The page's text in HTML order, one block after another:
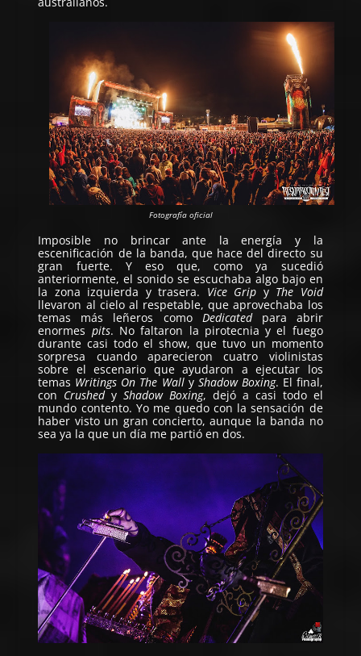
Fotografía oficial
Imposible no brincar ante la energía y la
escenificación de la banda, que hace del directo su
gran fuerte. Y eso que, como ya sucedió
anteriormente, el sonido se escuchaba algo bajo en
la zona izquierda y trasera. Vice Grip y The Void
llevaron al cielo al respetable, que aprovechaba los
temas más leñeros como Dedicatedpara abrir
enormes pits. No faltaron la pirotecnia y el fuego
durante casi todo el show, que tuvo un momento
sorpresa cuando aparecieron cuatro violinistas
sobre el escenario que ayudaron a ejecutar los
temas Writings On The Wally Shadow Boxing. El final,
con CrushedyShadow Boxing, dejó a casi todo el
mundo contento. Yo me quedo con la sensación de
haber visto un gran concierto, aunque la banda no
sea ya la que un día me partió en dos.